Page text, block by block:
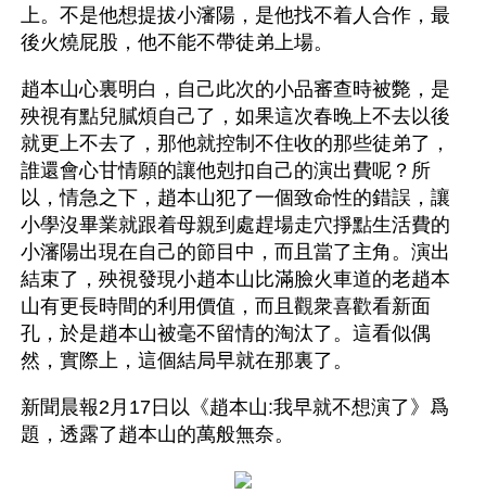
上。不是他想提拔小瀋陽，是他找不着人合作，最
後火燒屁股，他不能不帶徒弟上場。
趙本山心裏明白，自己此次的小品審查時被斃，是
殃視有點兒膩煩自己了，如果這次春晚上不去以後
就更上不去了，那他就控制不住收的那些徒弟了，
誰還會心甘情願的讓他剋扣自己的演出費呢？所
以，情急之下，趙本山犯了一個致命性的錯誤，讓
小學沒畢業就跟着母親到處趕場走穴掙點生活費的
小瀋陽出現在自己的節目中，而且當了主角。演出
結束了，殃視發現小趙本山比滿臉火車道的老趙本
山有更長時間的利用價值，而且觀衆喜歡看新面
孔，於是趙本山被毫不留情的淘汰了。這看似偶
然，實際上，這個結局早就在那裏了。
新聞晨報2月17日以《趙本山:我早就不想演了》爲
題，透露了趙本山的萬般無奈。